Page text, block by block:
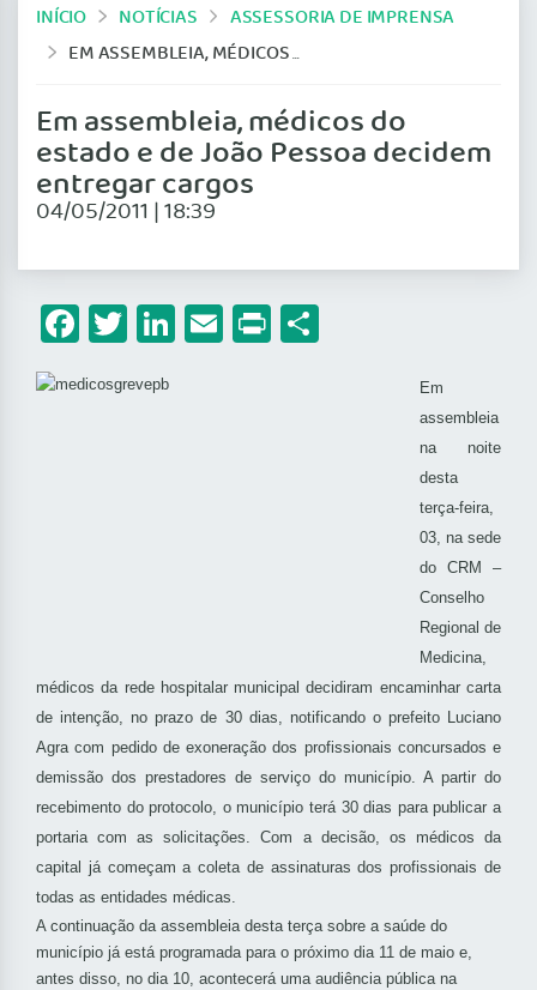
INÍCIO NOTÍCIAS
ASSESSORIA DE IMPRENSA
EM ASSEMBLEIA, MÉDICOS DO ESTADO E DE JOÃO PESSOA DECIDEM ENTREGAR CARGOS
Em assembleia, médicos do
estado e de João Pessoa decidem
entregar cargos
04/05/2011 | 18:39
Facebook
Twitter
LinkedIn
Email
Print
Em
assembleia
na noite
desta
terça-feira,
03, na sede
do CRM –
Conselho
Regional de
Medicina,
médicos da rede hospitalar municipal decidiram encaminhar carta
de intenção, no prazo de 30 dias, notificando o prefeito Luciano
Agra com pedido de exoneração dos profissionais concursados e
demissão dos prestadores de serviço do município. A partir do
recebimento do protocolo, o município terá 30 dias para publicar a
portaria com as solicitações. Com a decisão, os médicos da
capital já começam a coleta de assinaturas dos profissionais de
todas as entidades médicas.
A continuação da assembleia desta terça sobre a saúde do
município já está programada para o próximo dia 11 de maio e,
antes disso, no dia 10, acontecerá uma audiência pública na